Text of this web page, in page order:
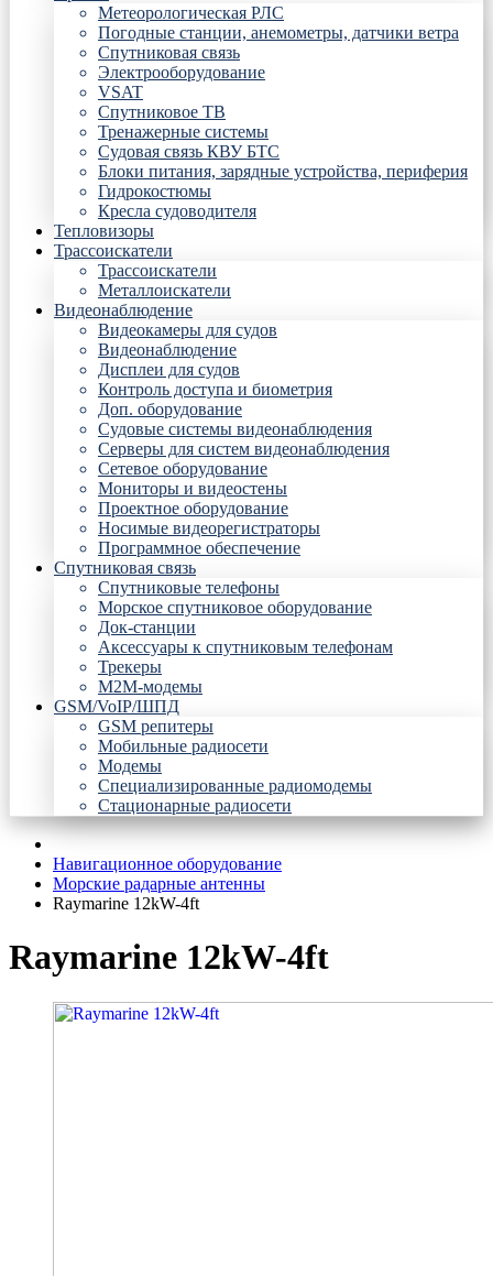
Метеорологическая РЛС
Погодные станции, анемометры, датчики ветра
Спутниковая связь
Электрооборудование
VSAT
Спутниковое ТВ
Тренажерные системы
Судовая связь КВУ БТС
Блоки питания, зарядные устройства, периферия
Гидрокостюмы
Кресла судоводителя
Тепловизоры
Трассоискатели
Трассоискатели
Металлоискатели
Видеонаблюдение
Видеокамеры для судов
Видеонаблюдение
Дисплеи для судов
Контроль доступа и биометрия
Доп. оборудование
Судовые системы видеонаблюдения
Серверы для систем видеонаблюдения
Сетевое оборудование
Мониторы и видеостены
Проектное оборудование
Носимые видеорегистраторы
Программное обеспечение
Спутниковая связь
Спутниковые телефоны
Морское спутниковое оборудование
Док-станции
Аксессуары к спутниковым телефонам
Трекеры
М2М-модемы
GSM/VoIP/ШПД
GSM репитеры
Мобильные радиосети
Модемы
Специализированные радиомодемы
Стационарные радиосети
Навигационное оборудование
Морские радарные антенны
Raymarine 12kW-4ft
Raymarine 12kW-4ft